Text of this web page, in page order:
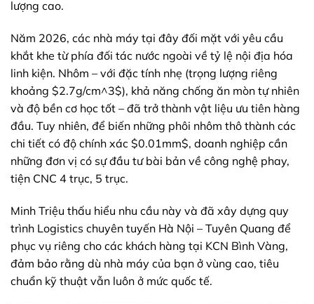
lượng cao.
Năm 2026, các nhà máy tại đây đối mặt với yêu cầu
khắt khe từ phía đối tác nước ngoài về tỷ lệ nội địa hóa
linh kiện. Nhôm – với đặc tính nhẹ (trọng lượng riêng
khoảng $2.7g/cm^3$), khả năng chống ăn mòn tự nhiên
và độ bền cơ học tốt – đã trở thành vật liệu ưu tiên hàng
đầu. Tuy nhiên, để biến những phôi nhôm thô thành các
chi tiết có độ chính xác $0.01mm$, doanh nghiệp cần
những đơn vị có sự đầu tư bài bản về công nghệ phay,
tiện CNC 4 trục, 5 trục.
Minh Triệu thấu hiểu nhu cầu này và đã xây dựng quy
trình Logistics chuyên tuyến Hà Nội – Tuyên Quang để
phục vụ riêng cho các khách hàng tại KCN Bình Vàng,
đảm bảo rằng dù nhà máy của bạn ở vùng cao, tiêu
chuẩn kỹ thuật vẫn luôn ở mức quốc tế.